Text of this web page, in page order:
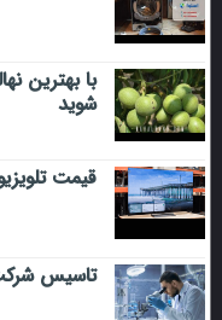
با بهترین
شوید
قیمت تلویزیون
تاسیس